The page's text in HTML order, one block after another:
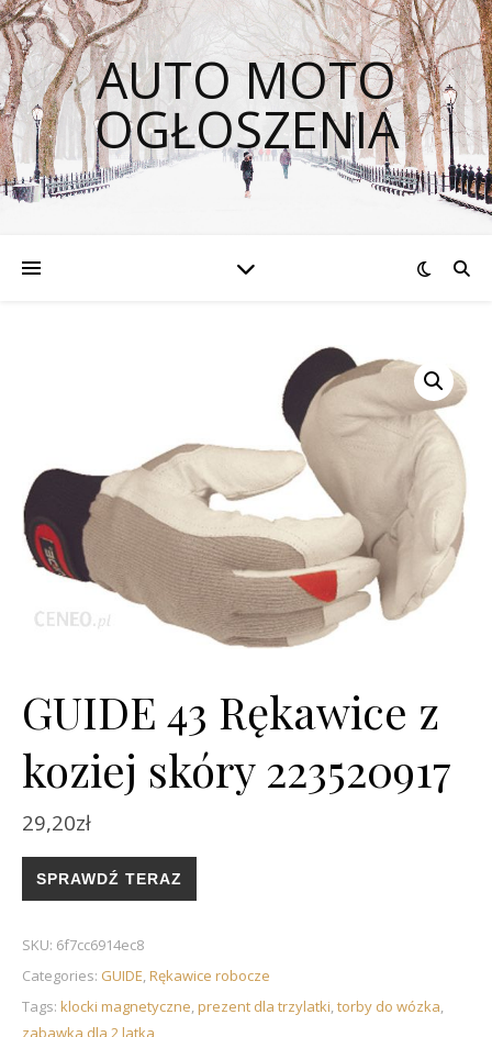
AUTO MOTO
OGŁOSZENIA
GUIDE 43 Rękawice z
koziej skóry 223520917
29,20zł
SPRAWDŹ TERAZ
SKU: 6f7cc6914ec8
Categories: GUIDE,Rękawice robocze
Tags: klocki magnetyczne,prezent dla trzylatki,torby do wózka,
zabawka dla 2 latka